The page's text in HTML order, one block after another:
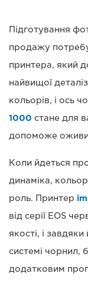
Підготування
продажу
принтера, який
найвищої
кольорів, і ось
1000 стане для
допоможе
Коли йдеться
динаміка,
роль. Принтер
від серії EOS
якості, і
системі чорнил,
додатковим